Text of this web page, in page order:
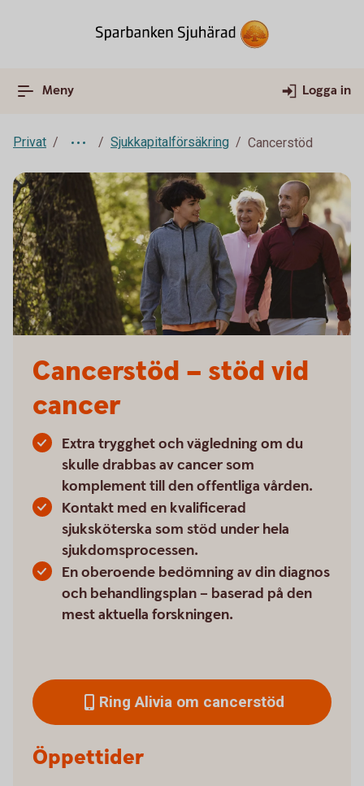
Meny Logga in
Privat Sjukkapitalförsäkring Cancerstöd
Cancerstöd – stöd vid
cancer
Extra trygghet och vägledning om du
skulle drabbas av cancer som
komplement till den offentliga vården.
Kontakt med en kvalificerad
sjuksköterska som stöd under hela
sjukdomsprocessen.
En oberoende bedömning av din diagnos
och behandlingsplan – baserad på den
mest aktuella forskningen.
Ring Alivia om cancerstöd
Öppettider